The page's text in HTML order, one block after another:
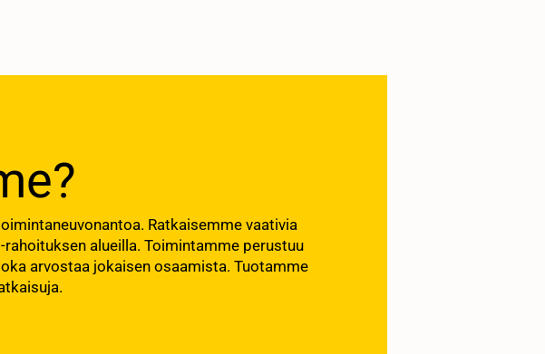
Ratkaisemme vaativia
alueilla. Toimintamme perustuu
arvostaa jokaisen osaamista. Tuotamme